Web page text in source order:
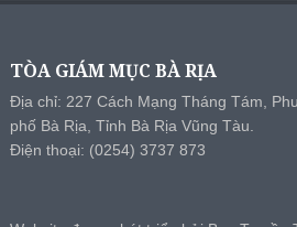
TÒA GIÁM MỤC BÀ RỊA
Địa chỉ: 227 Cách Mạng Tháng Tám,
phố Bà Rịa, Tỉnh Bà Rịa Vũng Tàu.
Điện thoại: (0254) 3737 873